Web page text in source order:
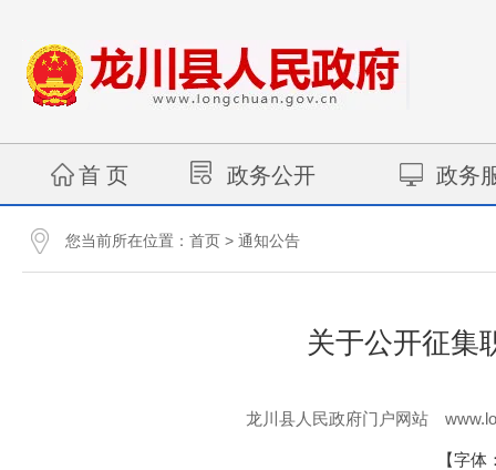
首 页 政务公开 政务
您当前所在位置： 首页 > 通知公告
关于公开征集
龙川县人民政府门户网站
【字体